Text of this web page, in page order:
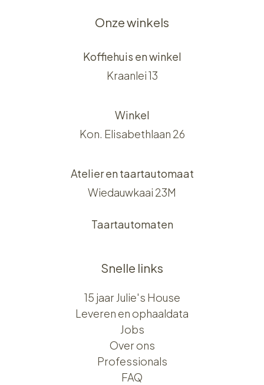
Onze winkels
Koffiehuis en winkel
Kraanlei 13
Winkel
Kon. Elisabethlaan 26
Atelier en taartautomaat
Wiedauwkaai 23M
Taartautomaten
Snelle links
15 jaar Julie's House
Leveren en ophaaldata
Jobs
Over ons​​
Professionals
FAQ